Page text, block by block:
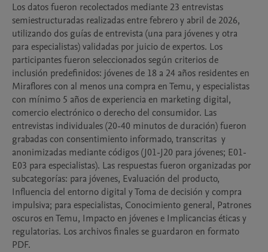
Los datos fueron recolectados mediante 23 entrevistas
semiestructuradas realizadas entre febrero y abril de 2026,
utilizando dos guías de entrevista (una para jóvenes y otra
para especialistas) validadas por juicio de expertos. Los
participantes fueron seleccionados según criterios de
inclusión predefinidos: jóvenes de 18 a 24 años residentes en
Miraflores con al menos una compra en Temu, y especialistas
con mínimo 5 años de experiencia en marketing digital,
comercio electrónico o derecho del consumidor. Las
entrevistas individuales (20-40 minutos de duración) fueron
grabadas con consentimiento informado, transcritas  y
anonimizadas mediante códigos (J01-J20 para jóvenes; E01-
E03 para especialistas). Las respuestas fueron organizadas por
subcategorías: para jóvenes, Evaluación del producto,
Influencia del entorno digital y Toma de decisión y compra
impulsiva; para especialistas, Conocimiento general, Patrones
oscuros en Temu, Impacto en jóvenes e Implicancias éticas y
regulatorias. Los archivos finales se guardaron en formato
PDF.